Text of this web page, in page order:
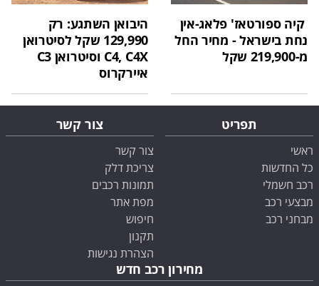
קיה ספורטאז' פלאג-אין
נחת בישראל - מחיר החל
מ-219,900 שקל
היבואן השתגע: רק
129,990 שקל לסיטרואן
C4, C4X וסיטרואן C3
איירקרוס
תפריט
ראשי
כל החדשות
רכב חשמלי
מבצעי רכב
מבחני רכב
צור קשר
צור קשר
צריכת דלק
תמונות רכבים
מפת אתר
חיפוש
תקנון
הצהרת נגישות
מחירון רכב חדש